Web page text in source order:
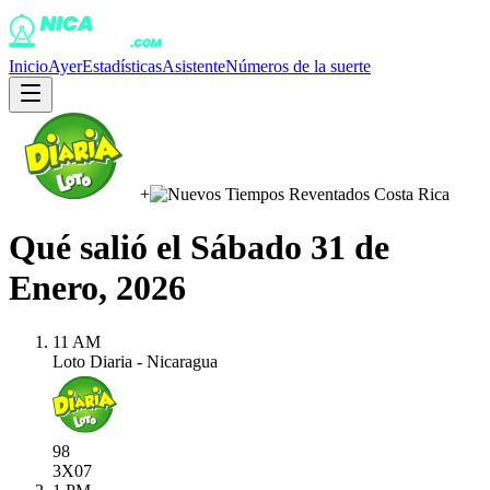
InicioAyerEstadísticasAsistenteNúmeros de la suerte
+
Qué salió el Sábado 31 de
Enero, 2026
11 AM
Loto Diaria - Nicaragua
98
3X07